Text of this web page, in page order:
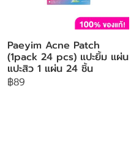
Paeyim Acne Patch
(1pack 24 pcs) แปะยิ้ม แผ่น
แปะสิว 1 แผ่น 24 ชิ้น
฿89